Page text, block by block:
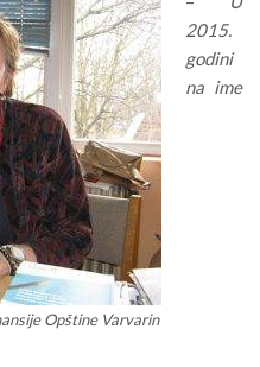
Opštine Varvarin
2015.
godini
na ime